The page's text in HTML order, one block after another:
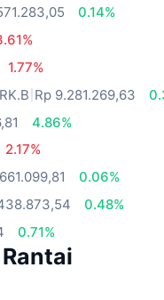
0.14%
1.77%
Rp 9.281.269,63
4.86%
2.17%
0.06%
0.48%
0.71%